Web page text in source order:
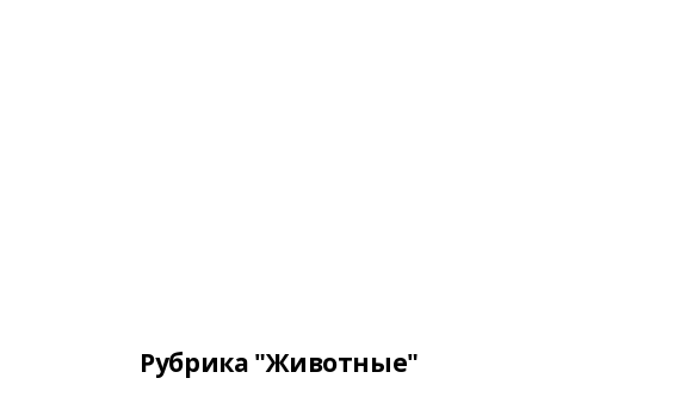
Рубрика "Животные"